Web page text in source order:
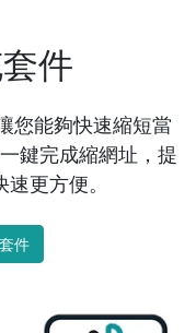
件
您能夠快速縮短當
鍵完成縮網址，提
更方便。
件